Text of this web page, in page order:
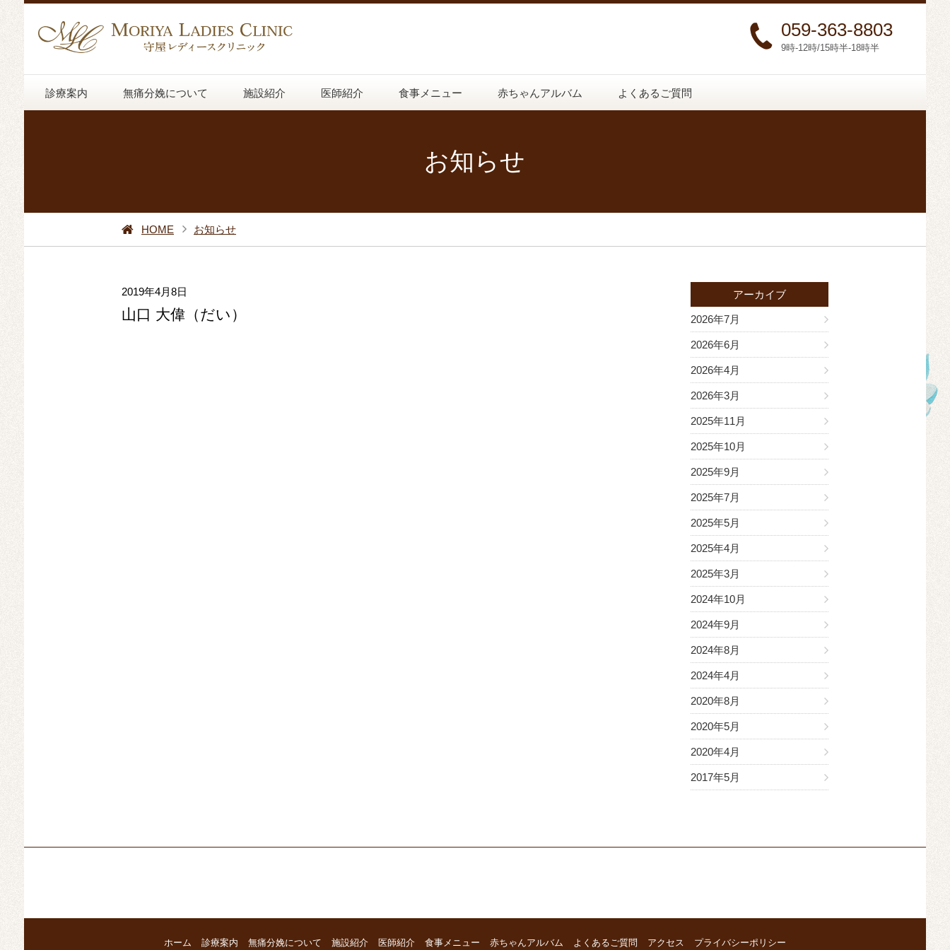
059-363-8803
9時-12時/15時半-18時半
診療案内 無痛分娩について 施設紹介 医師紹介 食事メニュー 赤ちゃんアルバム よくあるご質問
お知らせ
HOME お知らせ
2019年4月8日
山口 大偉（だい）
アーカイブ
2026年7月
2026年6月
2026年4月
2026年3月
2025年11月
2025年10月
2025年9月
2025年7月
2025年5月
2025年4月
2025年3月
2024年10月
2024年9月
2024年8月
2024年4月
2020年8月
2020年5月
2020年4月
2017年5月
ホーム 診療案内 無痛分娩について 施設紹介 医師紹介 食事メニュー 赤ちゃんアルバム よくあるご質問 アクセス プライバシーポリシー